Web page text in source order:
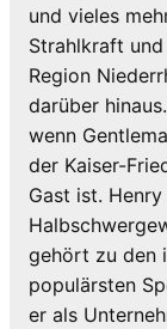
und vieles
Strahlkraft
Region
darüber
wenn
der Kaiser-
Gast ist.
gehört zu den
populärsten
er als